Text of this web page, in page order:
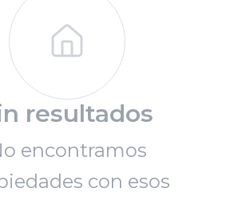
resultados
encontramos
con esos